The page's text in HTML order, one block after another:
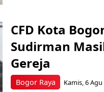
Bogor Raya
CFD Kota
Sudirman
Gereja
Kamis, 6